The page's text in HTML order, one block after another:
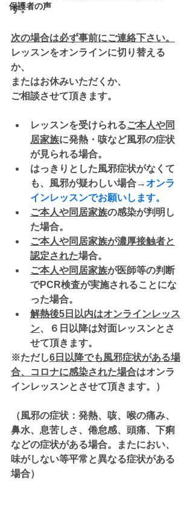
保護者の声
す。
次の場合は必ず事前にご連絡下さい。
レッスンをオンラインに切り替える
か、
またはお休みいただくか、
ご相談させて頂きます。
レッスンを受けられるご本人や同
居家族に発熱・咳など風邪の症状
が見られる場合。
はっきりとした風邪症状がなくて
も、
風邪が疑わしい場合→ オンラ
インレッスンでお願いします。
ご本人や同居家族の感染が判明 し
た場合。
ご本人や同居家族が濃厚接触者と
認定された場合。
ご本人や同居家族が医師等の判断
でPCR検査が実施されることにな
った場合。
解熱後5日以内はオンラインレッス
ン、６日以降は対面レッスンとさ
せて頂きます。
※ただし6日以降でも風邪症状がある場
合、コロナに感染された場合はオンラ
インレッスンとさせて頂きます。）
（風邪の症状 ：発熱、咳、喉の痛み、
鼻水、息苦しさ、倦怠感、頭痛、下痢
などの症状がある場合。またにおい、
味がしない等平常と異なる症状がある
場合）